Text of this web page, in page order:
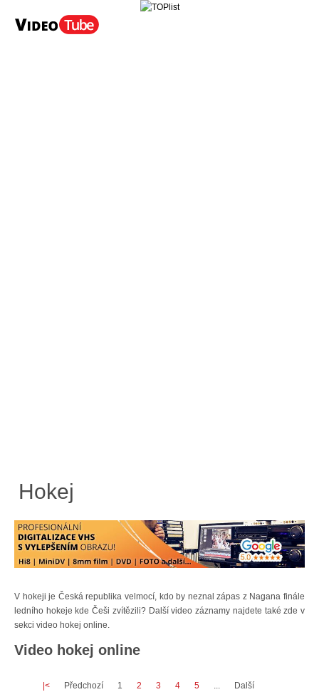
Hokej
V hokeji je Česká republika velmocí, kdo by neznal zápas z Nagana finále
ledního hokeje kde Češi zvítězili? Další video záznamy najdete také zde v
sekci video hokej online.
Video hokej online
|< Předchozí 1 2 3 4 5 ...
Další